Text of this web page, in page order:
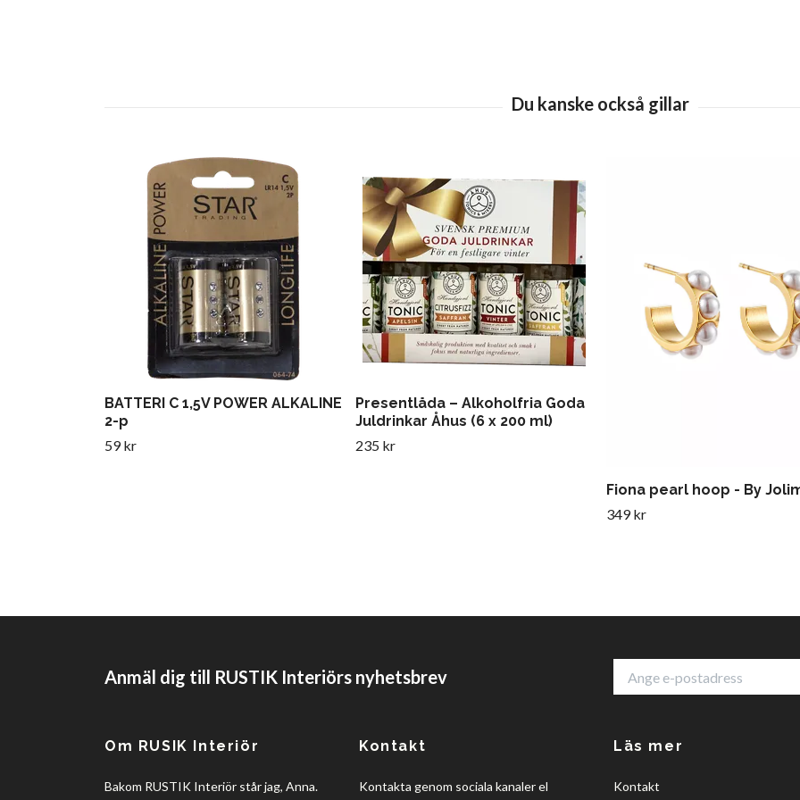
BATTERI C 1,5V POWER ALKALINE
2-p
59 kr
Presentlåda – Alkoholfria Goda
Juldrinkar Åhus (6 x 200 ml)
235 kr
Fiona pearl hoop - By
349 kr
Anmäl dig till RUSTIK Interiörs nyhetsbrev
Om RUSIK Interiör
Bakom RUSTIK Interiör står jag, Anna.
Kontakt
Kontakta genom sociala kanaler el
Läs mer
Kontakt